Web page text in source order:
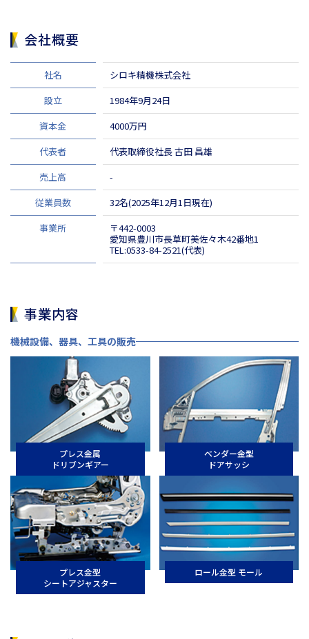
会社概要
社名
シロキ精機株式会社
設立
1984年9月24日
資本金
4000万円
代表者
代表取締役社長 古田 昌雄
売上高
-
従業員数
32名(2025年12月1日現在)
事業所
〒442-0003
愛知県豊川市⾧草町美佐々木42番地1
TEL:0533-84-2521(代表)
事業内容
機械設備、器具、工具の販売
プレス金属
ドリブンギアー
ベンダー金型
ドアサッシ
プレス金型
シートアジャスター
ロール金型 モール